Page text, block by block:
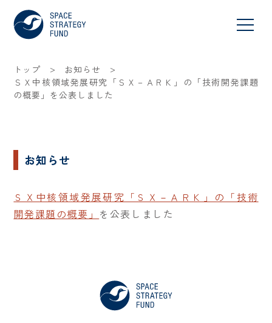
トップ > お知らせ
>
ＳＸ中核領域発展研究「ＳＸ－ＡＲＫ」の「技術開発課題
の概要」を公表しました
お知らせ
ＳＸ中核領域発展研究「ＳＸ－ＡＲＫ」の「技術
開発課題の概要」 を公表しました